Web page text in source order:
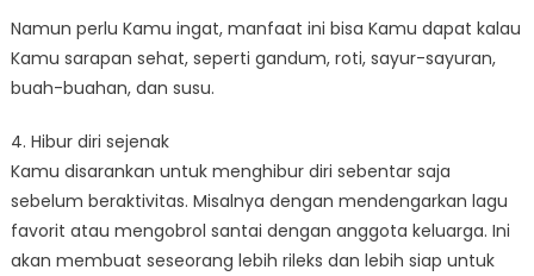
Namun perlu Kamu ingat, manfaat ini bisa Kamu dapat kalau
Kamu sarapan sehat, seperti gandum, roti, sayur-sayuran,
buah-buahan, dan susu.
4. Hibur diri sejenak
Kamu disarankan untuk menghibur diri sebentar saja
sebelum beraktivitas. Misalnya dengan mendengarkan lagu
favorit atau mengobrol santai dengan anggota keluarga. Ini
akan membuat seseorang lebih rileks dan lebih siap untuk